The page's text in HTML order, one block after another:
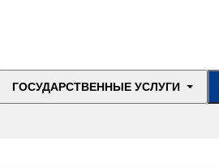
ГОСУДАРСТВЕННЫЕ УСЛУГИ